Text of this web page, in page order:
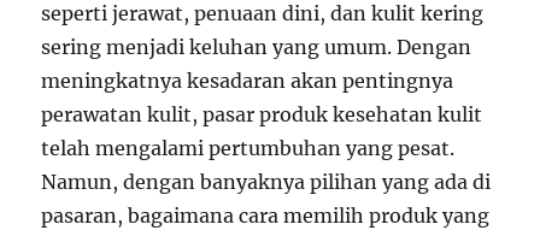
seperti jerawat, penuaan dini, dan kulit kering
sering menjadi keluhan yang umum. Dengan
meningkatnya kesadaran akan pentingnya
perawatan kulit, pasar produk kesehatan kulit
telah mengalami pertumbuhan yang pesat.
Namun, dengan banyaknya pilihan yang ada di
pasaran, bagaimana cara memilih produk yang